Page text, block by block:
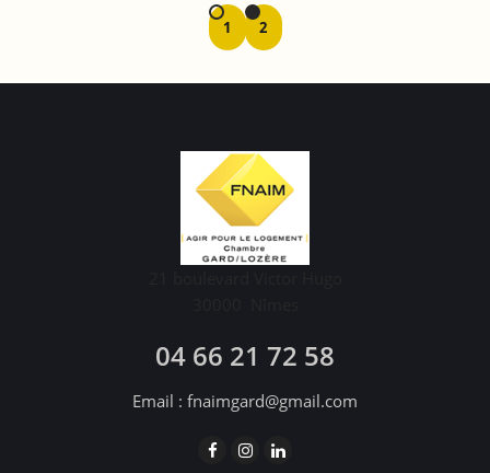
1 2
04 66 21 72 58
Email : fnaimgard@gmail.com